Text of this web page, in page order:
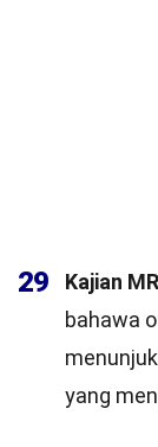
29 Kajian
bahawa
yang